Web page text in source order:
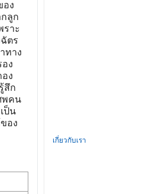
อง
ลูก
ราะ
ตร
ทาง
ง
ง
สึก
พคน
ป็น
อง
เกี่ยวกับเรา